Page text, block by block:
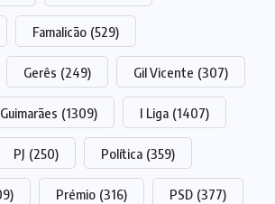
Famalicão (529)
Gerês (249) Gil Vicente (307)
Guimarães (1309) I Liga (1407)
PJ (250) Política (359)
Prémio (316) PSD (377)